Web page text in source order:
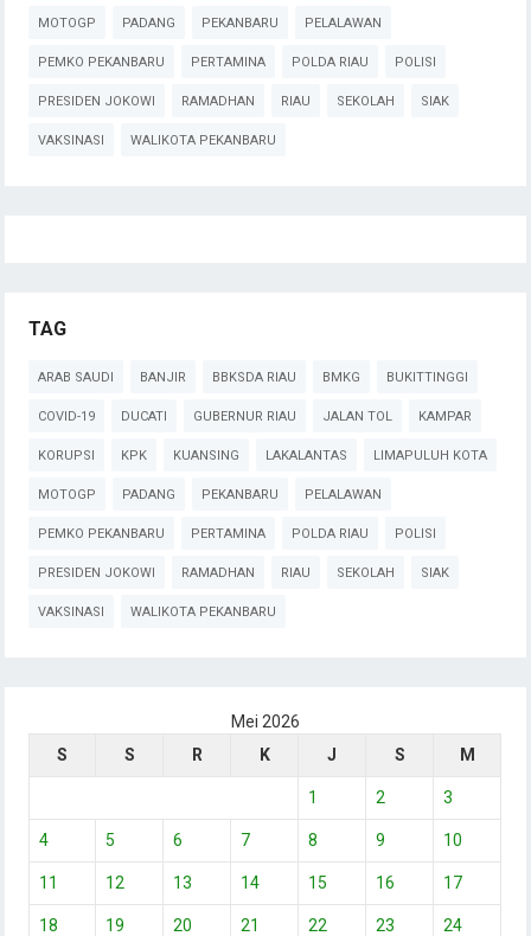
MOTOGP PADANG PEKANBARU PELALAWAN
PEMKO PEKANBARU PERTAMINA POLDA RIAU POLISI
PRESIDEN JOKOWI RAMADHAN RIAU SEKOLAH SIAK
VAKSINASI WALIKOTA PEKANBARU
TAG
ARAB SAUDI BANJIR BBKSDA RIAU BMKG BUKITTINGGI
COVID-19 DUCATI GUBERNUR RIAU JALAN TOL KAMPAR
KORUPSI KPK KUANSING LAKALANTAS LIMAPULUH KOTA
MOTOGP PADANG PEKANBARU PELALAWAN
PEMKO PEKANBARU PERTAMINA POLDA RIAU POLISI
PRESIDEN JOKOWI RAMADHAN RIAU SEKOLAH SIAK
VAKSINASI WALIKOTA PEKANBARU
Mei 2026
S
S R K J S M
1 2 3
4 5 6 7 8 9 10
11 12 13 14 15 16 17
18 19 20 21 22 23 24